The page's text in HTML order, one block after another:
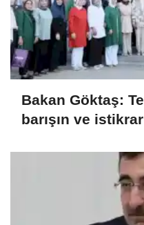
Bakan Göktaş:
barışın ve